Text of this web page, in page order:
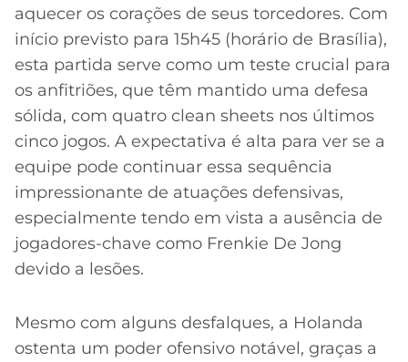
aquecer os corações de seus torcedores. Com
início previsto para 15h45 (horário de Brasília),
esta partida serve como um teste crucial para
os anfitriões, que têm mantido uma defesa
sólida, com quatro clean sheets nos últimos
cinco jogos. A expectativa é alta para ver se a
equipe pode continuar essa sequência
impressionante de atuações defensivas,
especialmente tendo em vista a ausência de
jogadores-chave como Frenkie De Jong
devido a lesões.
Mesmo com alguns desfalques, a Holanda
ostenta um poder ofensivo notável, graças a